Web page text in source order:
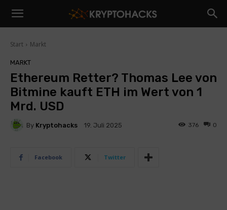
Start Markt
MARKT
Ethereum Retter? Thomas Lee von
Bitmine kauft ETH im Wert von 1
Mrd. USD
By Kryptohacks 19. Juli 2025 0
376
Facebook Twitter